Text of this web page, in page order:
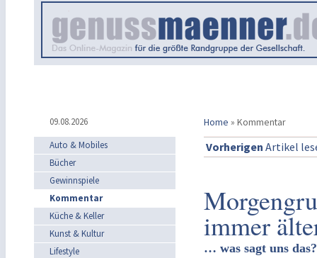
09.08.2026 Home » Kommentar
Auto & Mobiles
Bücher
Gewinnspiele
Kommentar
Küche & Keller
Kunst & Kultur
Lifestyle
Vorherigen Artikel
immer
… was sagt uns das?